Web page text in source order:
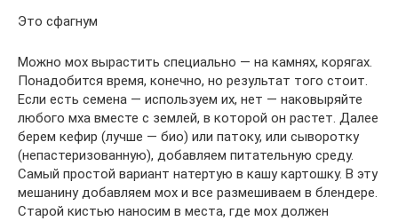
Это сфагнум
Можно мох вырастить специально — на камнях, корягах.
Понадобится время, конечно, но результат того стоит.
Если есть семена — используем их, нет — наковыряйте
любого мха вместе с землей, в которой он растет. Далее
берем кефир (лучше — био) или патоку, или сыворотку
(непастеризованную), добавляем питательную среду.
Самый простой вариант натертую в кашу картошку. В эту
мешанину добавляем мох и все размешиваем в блендере.
Старой кистью наносим в места, где мох должен